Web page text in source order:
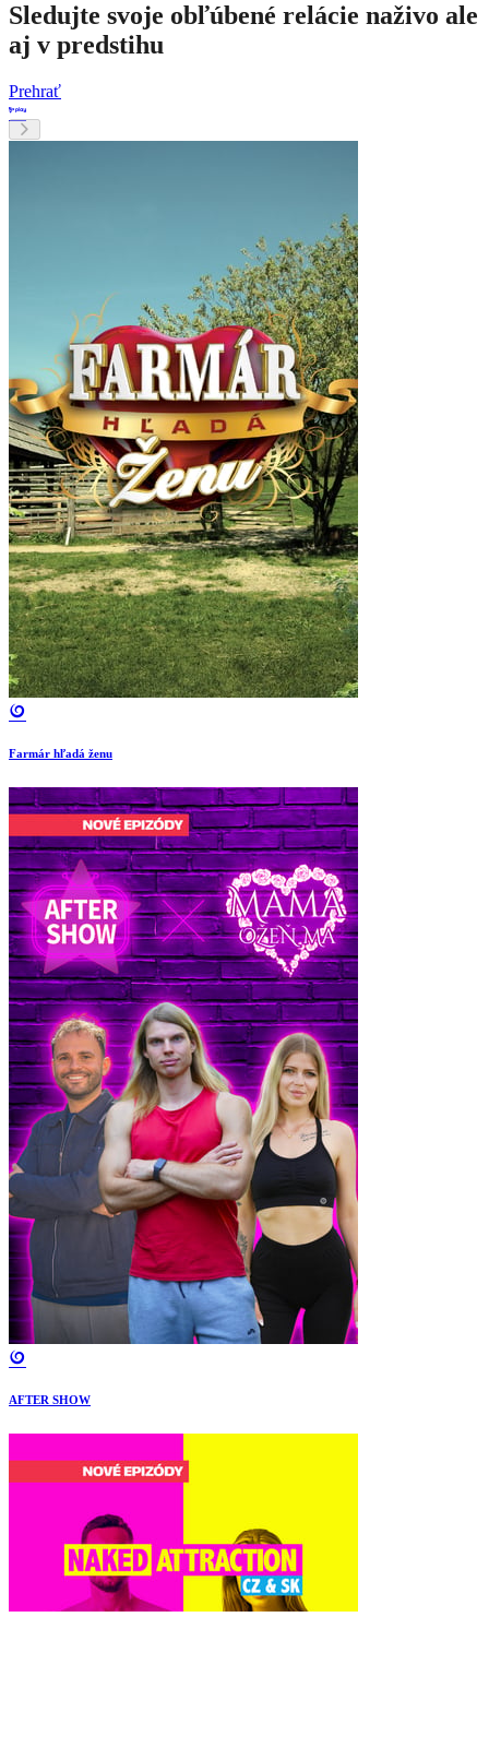
Sledujte svoje obľúbené relácie naživo ale
aj v predstihu
Prehrať
Farmár hľadá ženu
AFTER SHOW